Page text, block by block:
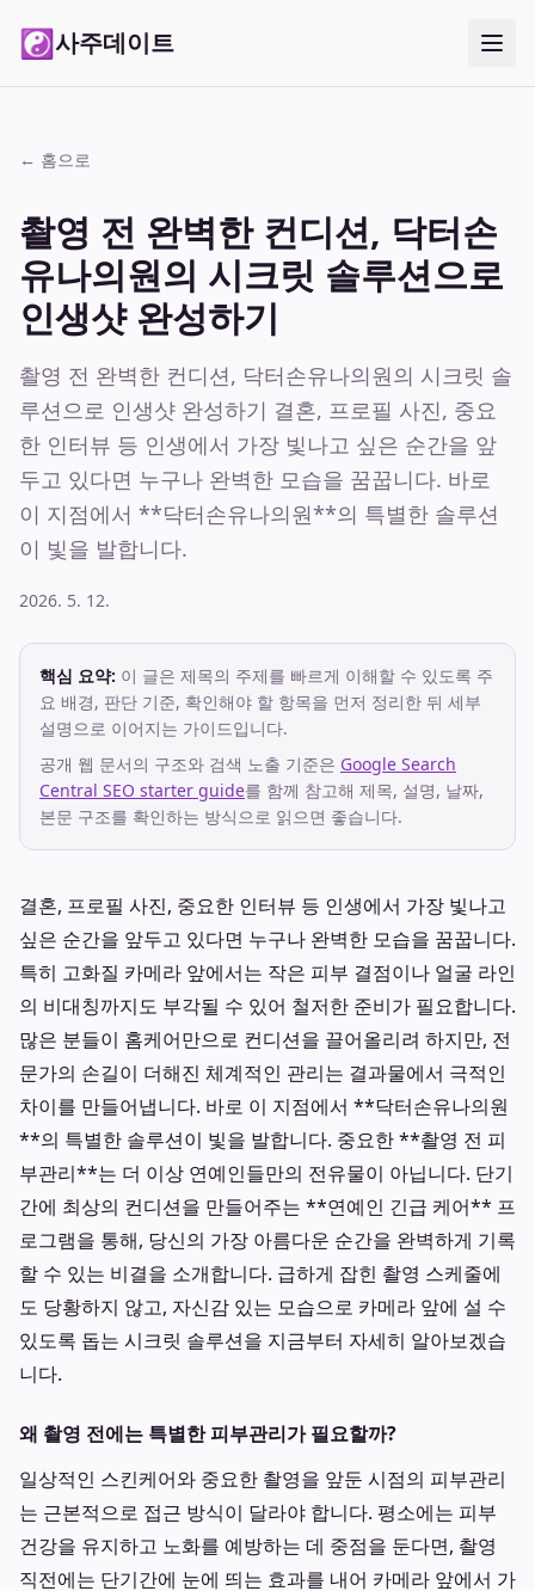
☯사주데이트
← 홈으로
촬영 전 완벽한 컨디션, 닥터손
유나의원의 시크릿 솔루션으로
인생샷 완성하기
촬영 전 완벽한 컨디션, 닥터손유나의원의 시크릿 솔
루션으로 인생샷 완성하기 결혼, 프로필 사진, 중요
한 인터뷰 등 인생에서 가장 빛나고 싶은 순간을 앞
두고 있다면 누구나 완벽한 모습을 꿈꿉니다. 바로
이 지점에서 **닥터손유나의원**의 특별한 솔루션
이 빛을 발합니다.
2026. 5. 12.
핵심 요약: 이 글은 제목의 주제를 빠르게 이해할 수 있도록 주
요 배경, 판단 기준, 확인해야 할 항목을 먼저 정리한 뒤 세부
설명으로 이어지는 가이드입니다.
공개 웹 문서의 구조와 검색 노출 기준은 Google Search
Central SEO starter guide를 함께 참고해 제목, 설명, 날짜,
본문 구조를 확인하는 방식으로 읽으면 좋습니다.
결혼, 프로필 사진, 중요한 인터뷰 등 인생에서 가장 빛나고
싶은 순간을 앞두고 있다면 누구나 완벽한 모습을 꿈꿉니다.
특히 고화질 카메라 앞에서는 작은 피부 결점이나 얼굴 라인
의 비대칭까지도 부각될 수 있어 철저한 준비가 필요합니다.
많은 분들이 홈케어만으로 컨디션을 끌어올리려 하지만, 전
문가의 손길이 더해진 체계적인 관리는 결과물에서 극적인
차이를 만들어냅니다. 바로 이 지점에서 **닥터손유나의원
**의 특별한 솔루션이 빛을 발합니다. 중요한 **촬영 전 피
부관리**는 더 이상 연예인들만의 전유물이 아닙니다. 단기
간에 최상의 컨디션을 만들어주는 **연예인 긴급 케어** 프
로그램을 통해, 당신의 가장 아름다운 순간을 완벽하게 기록
할 수 있는 비결을 소개합니다. 급하게 잡힌 촬영 스케줄에
도 당황하지 않고, 자신감 있는 모습으로 카메라 앞에 설 수
있도록 돕는 시크릿 솔루션을 지금부터 자세히 알아보겠습
니다.
왜 촬영 전에는 특별한 피부관리가 필요할까?
일상적인 스킨케어와 중요한 촬영을 앞둔 시점의 피부관리
는 근본적으로 접근 방식이 달라야 합니다. 평소에는 피부
건강을 유지하고 노화를 예방하는 데 중점을 둔다면, 촬영
직전에는 단기간에 눈에 띄는 효과를 내어 카메라 앞에서 가